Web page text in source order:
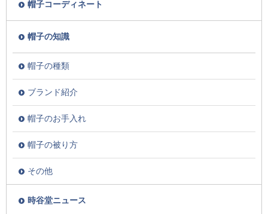
帽子コーディネート
帽子の知識
帽子の種類
ブランド紹介
帽子のお手入れ
帽子の被り方
その他
時谷堂ニュース